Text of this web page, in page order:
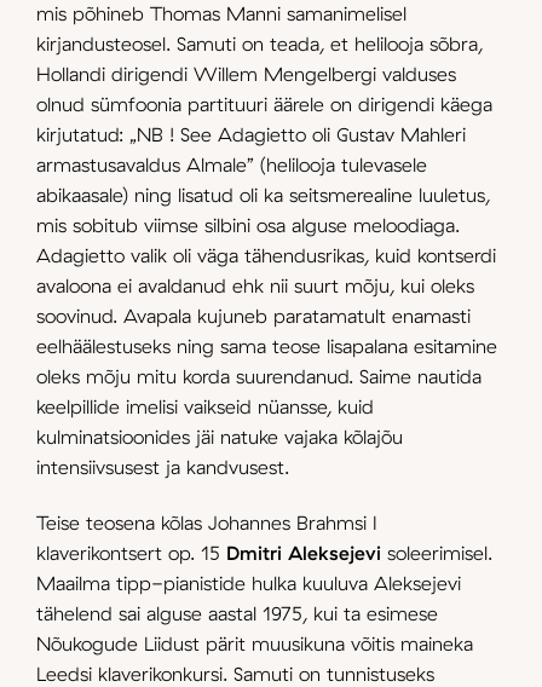
mis põhineb Thomas Manni samanimelisel
kirjandusteosel. Samuti on teada, et helilooja sõbra,
Hollandi dirigendi Willem Mengelbergi valduses
olnud sümfoonia partituuri äärele on dirigendi käega
kirjutatud: „NB ! See Adagietto oli Gustav Mahleri
armastusavaldus Almale” (helilooja tulevasele
abikaasale) ning lisatud oli ka seitsmerealine luuletus,
mis sobitub viimse silbini osa alguse meloodiaga.
Adagietto valik oli väga tähendusrikas, kuid kontserdi
avaloona ei avaldanud ehk nii suurt mõju, kui oleks
soovinud. Avapala kujuneb paratamatult enamasti
eelhäälestuseks ning sama teose lisapalana esitamine
oleks mõju mitu korda suurendanud. Saime nautida
keelpillide imelisi vaikseid nüansse, kuid
kulminatsioonides jäi natuke vajaka kõlajõu
intensiivsusest ja kandvusest.
Teise teosena kõlas Johannes Brahmsi I
klaverikontsert op. 15 Dmitri Aleksejevi soleerimisel.
Maailma tipp-pianistide hulka kuuluva Aleksejevi
tähelend sai alguse aastal 1975, kui ta esimese
Nõukogude Liidust pärit muusikuna võitis maineka
Leedsi klaverikonkursi. Samuti on tunnistuseks